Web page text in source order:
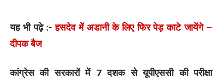
यह भी पढ़े :-हसदेव में अडानी के लिए फिर पेड़ काटे जायेंगे –
दीपक बैज
कांग्रेस की सरकारों में 7 दशक से यूपीएससी की परीक्षा